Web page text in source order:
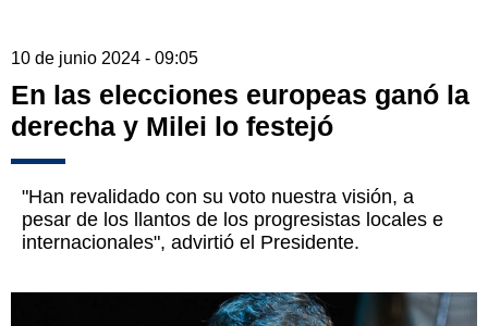
10 de junio 2024 - 09:05
En las elecciones europeas ganó la
derecha y Milei lo festejó
"Han revalidado con su voto nuestra visión, a
pesar de los llantos de los progresistas locales e
internacionales", advirtió el Presidente.